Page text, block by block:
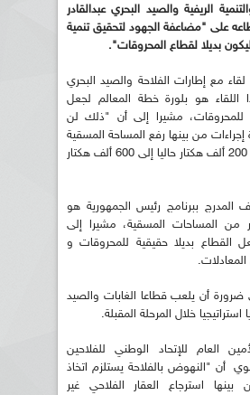
الريفية والصيد البحري عبدالقادر
على "مضاعفة الجهود لتحقيق تنمية
بديلا لقطاع المحروقات".
مع إطارات الفلاحة والصيد البحري
هو بلورة خطة المعالم لجعل
للمحروقات، مشيرا إلى أن "ذلك لن
إجراءات من بينها رفع المساحة المسقية
الموجهة للقمح من 200 ألف هكتار حاليا إلى 600 ألف هكتار
المدرج ببرنامج رئيس الجمهورية هو
من المساحات المسقية، مشيرا إلى
القطاع بديلا حقيقية للمحروقات و
ضرورة أن يلعب قطاعا الغابات والصيد
استراتيجيا خلال المرحلة المقبلة.
العام للإتحاد الوطني للفلاحين
أن "النهوض بالفلاحة يستلزم اتخاذ
استرجاع العقار الفلاحي غير